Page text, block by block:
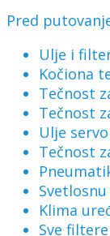
Pred
Ulje i
Kočiona
Tečnost
Tečnost
Ulje
Tečnost
Klima
Sve filtere